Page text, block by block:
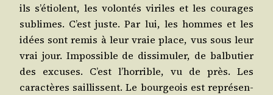
ils s’étiolent, les volon­tés viriles et les cou­rages
sublimes. C’est juste. Par lui, les hommes et les
idées sont remis à leur vraie place, vus sous leur
vrai jour. Impos­sible de dis­si­mu­ler, de bal­bu­tier
des excuses. C’est l’horrible, vu de près. Les
carac­tères saillissent. Le bour­geois est repré­sen­